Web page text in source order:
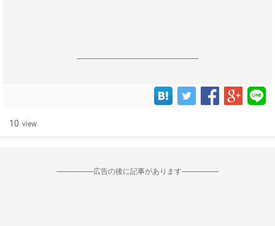
------------------------------------------------------------------
10 view
--------------------広告の後に記事があります--------------------